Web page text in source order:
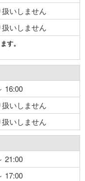
扱いしません
扱いしません
す。
16:00
扱いしません
扱いしません
21:00
17:00